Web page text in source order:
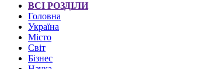
ВСІ РОЗДІЛИ
Головна
Україна
Місто
Світ
Бізнес